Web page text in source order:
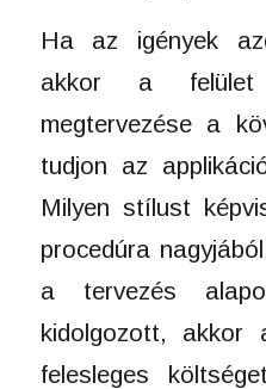
Ha az igények
akkor a
megtervezése a
tudjon az
Milyen stílust
procedúra
a tervezés
kidolgozott, akkor
felesleges